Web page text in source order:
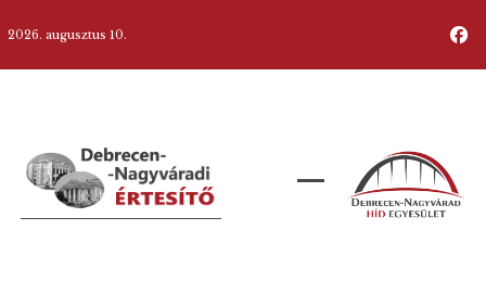
2026. augusztus 10.